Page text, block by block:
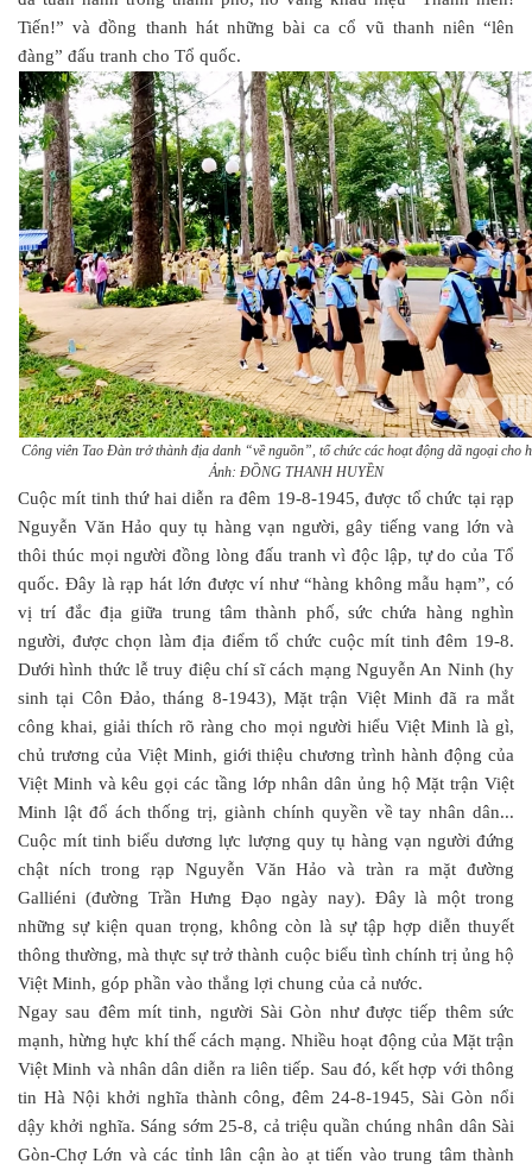
Tiến!” và đồng thanh hát những bài ca cổ vũ thanh niên “lên
đàng” đấu tranh cho Tổ quốc.
Công viên Tao Đàn trở thành địa danh “về nguồn”, tổ chức các hoạt động dã ngoại cho
Ảnh: ĐỒNG THANH HUYỀN
Cuộc mít tinh thứ hai diễn ra đêm 19-8-1945, được tổ chức tại rạp
Nguyễn Văn Hảo quy tụ hàng vạn người, gây tiếng vang lớn và
thôi thúc mọi người đồng lòng đấu tranh vì độc lập, tự do của Tổ
quốc. Đây là rạp hát lớn được ví như “hàng không mẫu hạm”, có
vị trí đắc địa giữa trung tâm thành phố, sức chứa hàng nghìn
người, được chọn làm địa điểm tổ chức cuộc mít tinh đêm 19-8.
Dưới hình thức lễ truy điệu chí sĩ cách mạng Nguyễn An Ninh (hy
sinh tại Côn Đảo, tháng 8-1943), Mặt trận Việt Minh đã ra mắt
công khai, giải thích rõ ràng cho mọi người hiểu Việt Minh là gì,
chủ trương của Việt Minh, giới thiệu chương trình hành động của
Việt Minh và kêu gọi các tầng lớp nhân dân ủng hộ Mặt trận Việt
Minh lật đổ ách thống trị, giành chính quyền về tay nhân dân...
Cuộc mít tinh biểu dương lực lượng quy tụ hàng vạn người đứng
chật ních trong rạp Nguyễn Văn Hảo và tràn ra mặt đường
Galliéni (đường Trần Hưng Đạo ngày nay). Đây là một trong
những sự kiện quan trọng, không còn là sự tập hợp diễn thuyết
thông thường, mà thực sự trở thành cuộc biểu tình chính trị ủng hộ
Việt Minh, góp phần vào thắng lợi chung của cả nước.
Ngay sau đêm mít tinh, người Sài Gòn như được tiếp thêm sức
mạnh, hừng hực khí thế cách mạng. Nhiều hoạt động của Mặt trận
Việt Minh và nhân dân diễn ra liên tiếp. Sau đó, kết hợp với thông
tin Hà Nội khởi nghĩa thành công, đêm 24-8-1945, Sài Gòn nổi
dậy khởi nghĩa. Sáng sớm 25-8, cả triệu quần chúng nhân dân Sài
Gòn-Chợ Lớn và các tỉnh lân cận ào ạt tiến vào trung tâm thành